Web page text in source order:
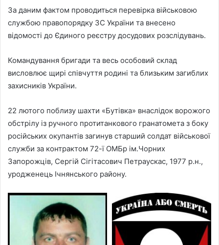
За даним фактом проводиться перевірка військовою
службою правопорядку ЗС України та внесено
відомості до Єдиного реєстру досудових розслідувань.
Командування бригади та весь особовий склад
висловлює щирі співчуття родині та близьким загиблих
захисників України.
22 лютого поблизу шахти «Бутівка» внаслідок ворожого
обстрілу із ручного протитанкового гранатомета з боку
російських окупантів загинув старший солдат військової
служби за контрактом 72-ї ОМБр ім.Чорних
Запорожців, Сергій Сігітасович Петраускас, 1977 р.н.,
уродженець Ічнянського району.